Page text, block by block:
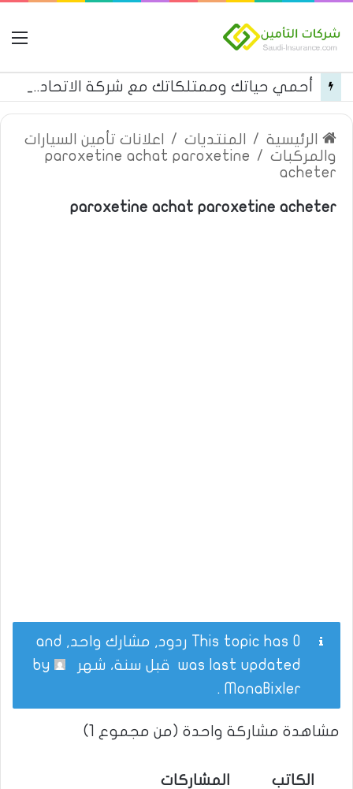
أحمي حياتك وممتلكاتك مع شركة الاتحاد للتأمين
الرئيسية / المنتديات /
اعلانات تأمين السيارات
والمركبات /
paroxetine achat paroxetine
acheter
paroxetine achat paroxetine acheter
This topic has 0 ردود, مشارك واحد, and
was last updated قبل سنة، شهر
MonaBixler
.
مشاهدة مشاركة واحدة (من مجموع 1)
الكاتب المشاركات